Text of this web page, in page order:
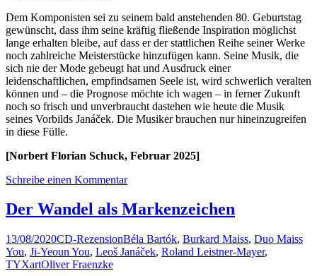
Dem Komponisten sei zu seinem bald anstehenden 80. Geburtstag
gewünscht, dass ihm seine kräftig fließende Inspiration möglichst
lange erhalten bleibe, auf dass er der stattlichen Reihe seiner Werke
noch zahlreiche Meisterstücke hinzufügen kann. Seine Musik, die
sich nie der Mode gebeugt hat und Ausdruck einer
leidenschaftlichen, empfindsamen Seele ist, wird schwerlich veralten
können und – die Prognose möchte ich wagen – in ferner Zukunft
noch so frisch und unverbraucht dastehen wie heute die Musik
seines Vorbilds Janáček. Die Musiker brauchen nur hineinzugreifen
in diese Fülle.
[Norbert Florian Schuck, Februar 2025]
Schreibe einen Kommentar
Der Wandel als Markenzeichen
13/08/2020CD-RezensionBéla Bartók, Burkard Maiss, Duo Maiss
You, Ji-Yeoun You, Leoš Janáček, Roland Leistner-Mayer,
TYXartOliver Fraenzke